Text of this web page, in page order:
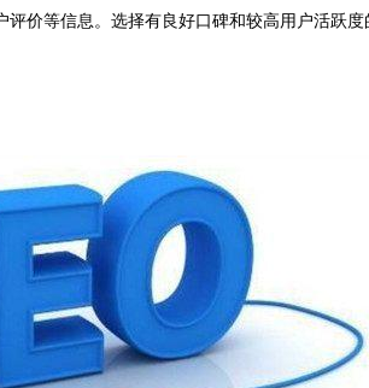
价等信息。选择有良好口碑和较高用户活跃度